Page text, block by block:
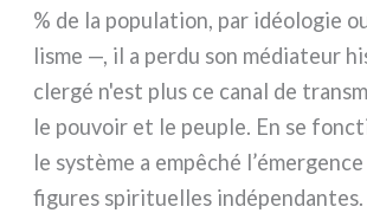
% de la popu­la­tion, par idéo­lo­gie
li­sme —, il a per­du son média­teur
cler­gé n'est plus ce canal de
le pou­voir et le peu­ple. En se
le systè­me a empê­ché
figu­res spi­ri­tuel­les indé­pen­dan­tes.